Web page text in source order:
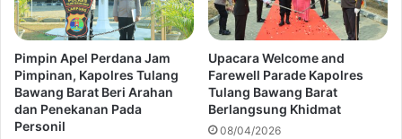
Pimpin Apel Perdana Jam
Pimpinan, Kapolres Tulang
Bawang Barat Beri Arahan
dan Penekanan Pada
Personil
Upacara Welcome and
Farewell Parade Kapolres
Tulang Bawang Barat
Berlangsung Khidmat
08/04/2026